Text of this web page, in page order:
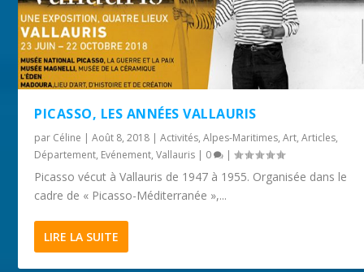
PICASSO, LES ANNÉES VALLAURIS
par Céline |Août 8, 2018 |Activités,Alpes-Maritimes,Art,Articles,
Département, Evénement,Vallauris | 0 |
Picasso vécut à Vallauris de 1947 à 1955. Organisée dans le
cadre de « Picasso-Méditerranée »,...
LIRE LA SUITE